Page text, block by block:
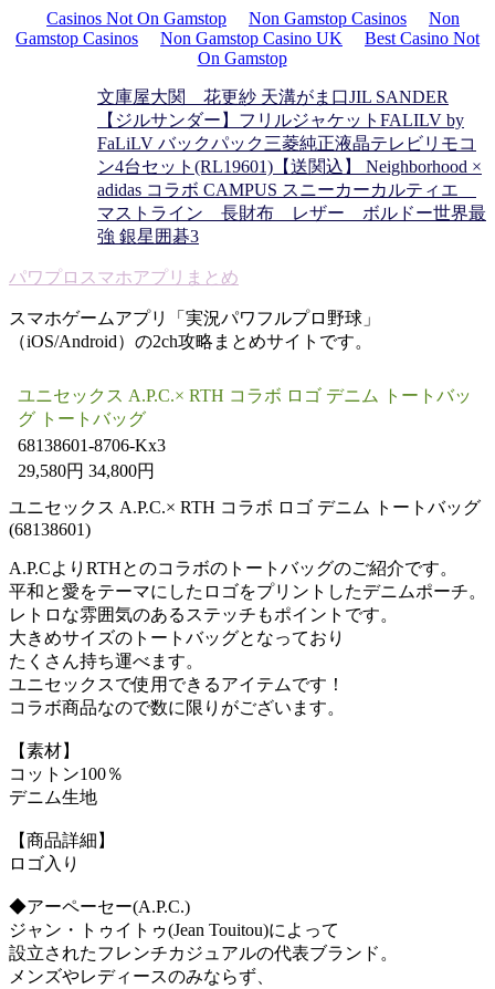
Casinos Not On Gamstop Non Gamstop Casinos
Non
Gamstop Casinos
Non Gamstop Casino UK
Best Casino Not
On Gamstop
文庫屋大関 花更紗 天溝がま口JIL SANDER
【ジルサンダー】フリルジャケット FALILV by
FaLiLV バックパック三菱純正液晶テレビリモコ
ン4台セット(RL19601) 【送関込】 Neighborhood ×
adidas コラボ CAMPUS スニーカーカルティエ
マストライン 長財布 レザー ボルドー世界最
強 銀星囲碁3
パワプロスマホアプリまとめ
スマホゲームアプリ「実況パワフルプロ野球」
（iOS/Android）の2ch攻略まとめサイトです。
ユニセックス A.P.C.× RTH コラボ ロゴ デニム トートバッ
グ トートバッグ
68138601-8706-Kx3
29,580円 34,800円
ユニセックス A.P.C.× RTH コラボ ロゴ デニム トートバッグ
(68138601)
A.P.CよりRTHとのコラボのトートバッグのご紹介です。
平和と愛をテーマにしたロゴをプリントしたデニムポーチ。
レトロな雰囲気のあるステッチもポイントです。
大きめサイズのトートバッグとなっており
たくさん持ち運べます。
ユニセックスで使用できるアイテムです！
コラボ商品なので数に限りがございます。
【素材】
コットン100％
デニム生地
【商品詳細】
ロゴ入り
◆アーペーセー(A.P.C.)
ジャン・トゥイトゥ(Jean Touitou)によって
設立されたフレンチカジュアルの代表ブランド。
メンズやレディースのみならず、